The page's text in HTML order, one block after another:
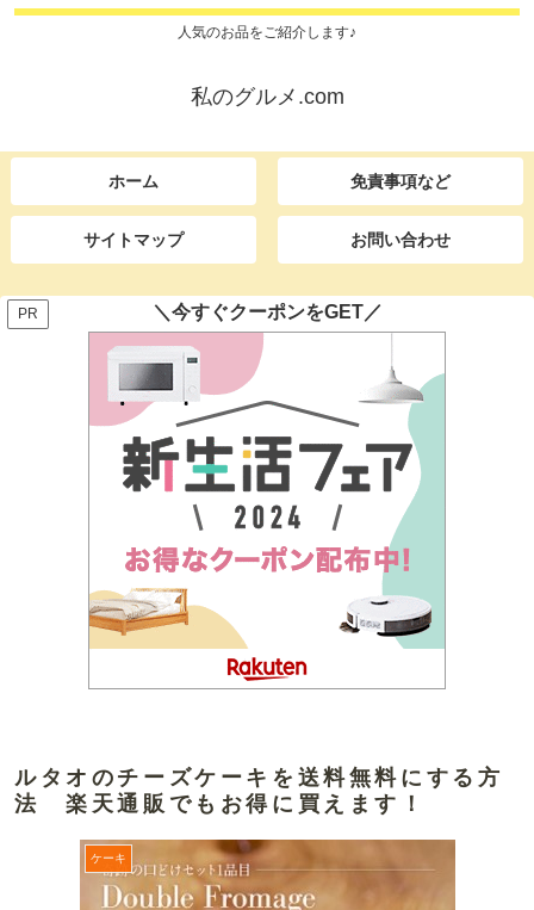
人気のお品をご紹介します♪
私のグルメ.com
ホーム 免責事項など
サイトマップ お問い合わせ
PR ＼今すぐクーポンをGET／
ルタオのチーズケーキを送料無料にする方
法 楽天通販でもお得に買えます！
ケーキ